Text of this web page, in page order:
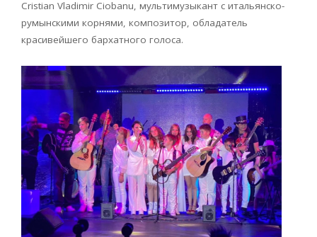
Cristian Vladimir Ciobanu, мультимузыкант с итальянско-
румынскими корнями, композитор, обладатель
красивейшего бархатного голоса.